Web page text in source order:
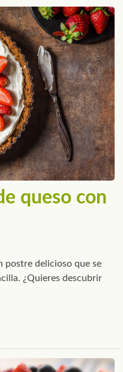
queso con
postre delicioso que se
¿Quieres descubrir